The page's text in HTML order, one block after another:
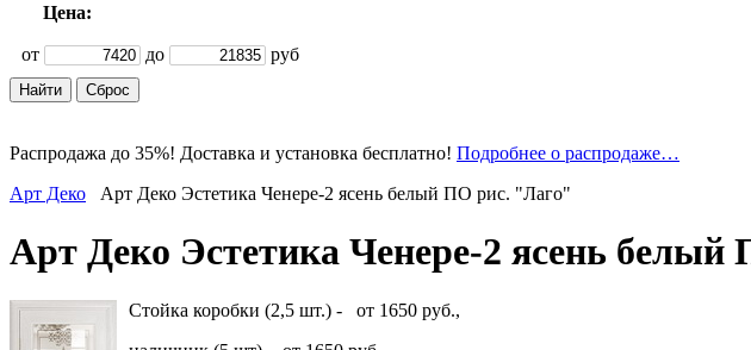
Цена:
от до руб
Распродажа до 35%! Доставка и установка бесплатно! Подробнее о распродаже…
Арт Деко
Арт Деко Эстетика Ченере-2 ясень белый ПО рис. "Лаго"
Арт Деко Эстетика Ченере-2 ясень
Стойка коробки (2,5 шт.) - от 1650 руб.,